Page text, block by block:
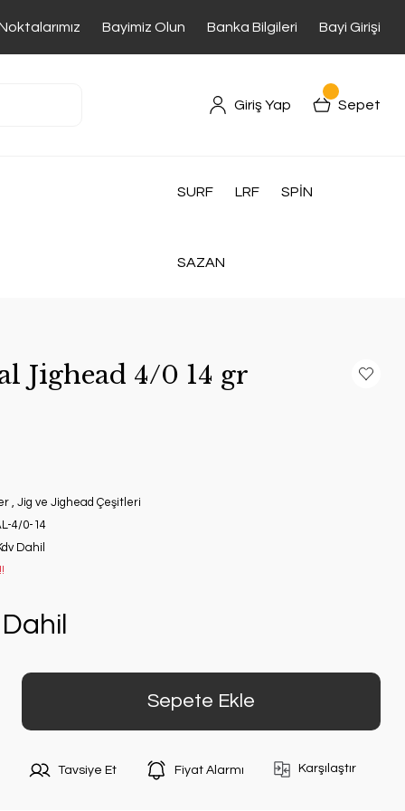
Bayimiz Olun Banka Bilgileri Bayi Girişi
Giriş Yap Sepet
SURF LRF SPİN
SAZAN
Jighead 4/0 14 gr
, Jig ve Jighead Çeşitleri
4/0-14
Dahil
Sepete Ekle
Tavsiye Et Fiyat Alarmı Karşılaştır